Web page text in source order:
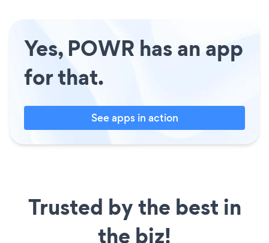
Yes, POWR has an app
for that.
See apps in action
Trusted by the best in
the biz!